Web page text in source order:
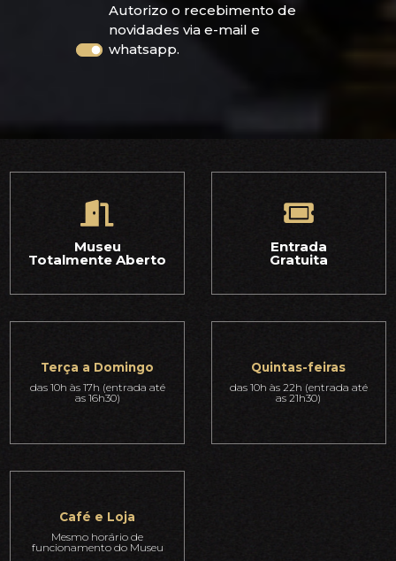
Autorizo o recebimento de
novidades via e-mail e
whatsapp.
Museu
Totalmente Aberto
Entrada
Gratuita
Terça a Domingo
das 10h às 17h (entrada até
as 16h30)
Quintas-feiras
das 10h às 22h (entrada até
as 21h30)
Café e Loja
Mesmo horário de
funcionamento do Museu